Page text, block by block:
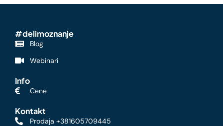
#delimoznanje
Blog
Webinari
Info
Cene
Kontakt
Prodaja +381605709445